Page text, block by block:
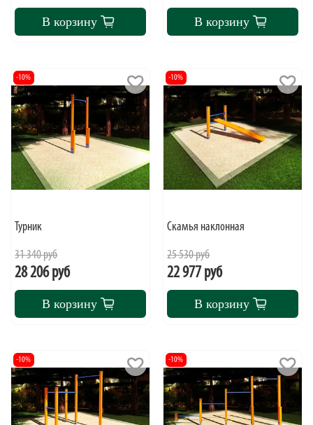
В корзину В корзину
-10%
Турник
31 340 руб
28 206 руб
В корзину
-10%
Скамья наклонная
25 530 руб
22 977 руб
В корзину
-10% -10%